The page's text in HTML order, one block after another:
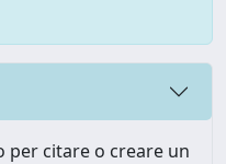
per citare o creare un